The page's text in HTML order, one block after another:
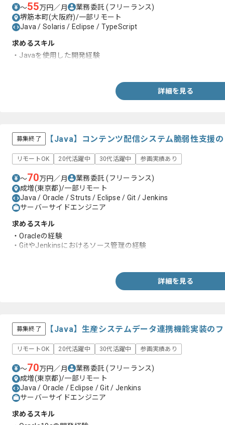
〜55万円／月 業務委託(フリーランス)
堺筋本町(大阪府)/一部リモート
Java / Solaris / Eclipse / TypeScript
求めるスキル
・Javaを使用した開発経験
詳細を見る
募集終了 【Java】コンテンツ配信システム脆弱性支援
リモートOK 20代活躍中 30代活躍中 参画実績あり
〜70万円／月 業務委託(フリーランス)
成増(東京都)/一部リモート
Java / Oracle / Struts / Eclipse / Git / Jenkins
サーバーサイドエンジニア
求めるスキル
・Oracleの経験
・GitやJenkinsにおけるソース管理の経験
詳細を見る
募集終了 【Java】生産システムデータ連携機能実装の
リモートOK 20代活躍中 30代活躍中 参画実績あり
〜70万円／月 業務委託(フリーランス)
成増(東京都)/一部リモート
Java / Oracle / Eclipse / Git / Jenkins
サーバーサイドエンジニア
求めるスキル